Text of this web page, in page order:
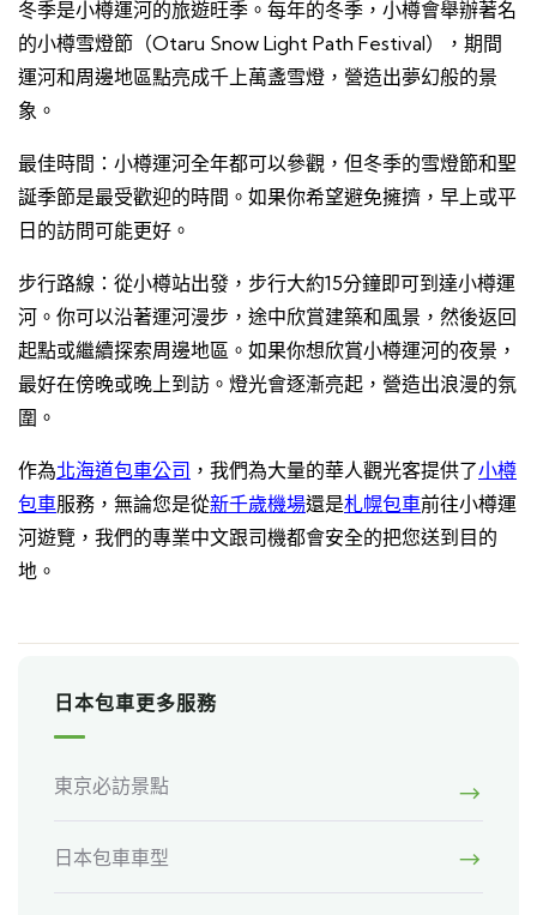
冬季是小樽運河的旅遊旺季。每年的冬季，小樽會舉辦著名
的小樽雪燈節（Otaru Snow Light Path Festival），期間
運河和周邊地區點亮成千上萬盞雪燈，營造出夢幻般的景
象。
最佳時間：小樽運河全年都可以參觀，但冬季的雪燈節和聖
誕季節是最受歡迎的時間。如果你希望避免擁擠，早上或平
日的訪問可能更好。
步行路線：從小樽站出發，步行大約15分鐘即可到達小樽運
河。你可以沿著運河漫步，途中欣賞建築和風景，然後返回
起點或繼續探索周邊地區。如果你想欣賞小樽運河的夜景，
最好在傍晚或晚上到訪。燈光會逐漸亮起，營造出浪漫的氛
圍。
作為北海道包車公司 ，我們為大量的華人觀光客提供了小樽
包車服務，無論您是從新千歲機場還是札幌包車前往小樽運
河遊覽，我們的專業中文跟司機都會安全的把您送到目的
地。
日本包車更多服務
東京必訪景點
日本包車車型